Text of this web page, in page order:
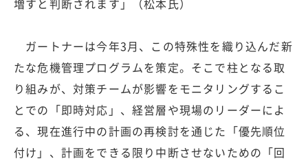
増すと判断されます」（松本氏）
ガートナーは今年3月、この特殊性を織り込んだ新
たな危機管理プログラムを策定。そこで柱となる取
り組みが、対策チームが影響をモニタリングするこ
とでの「即時対応」、経営層や現場のリーダーによ
る、現在進行中の計画の再検討を通じた「優先順位
付け」、計画をできる限り中断させないための「回